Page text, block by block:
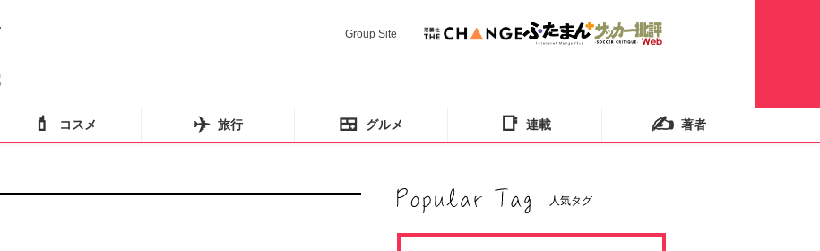
Group Site
💄 コスメ ✈️ 旅行 🍱 グルメ 📑 連載 ✍️ 著者
人気タグ